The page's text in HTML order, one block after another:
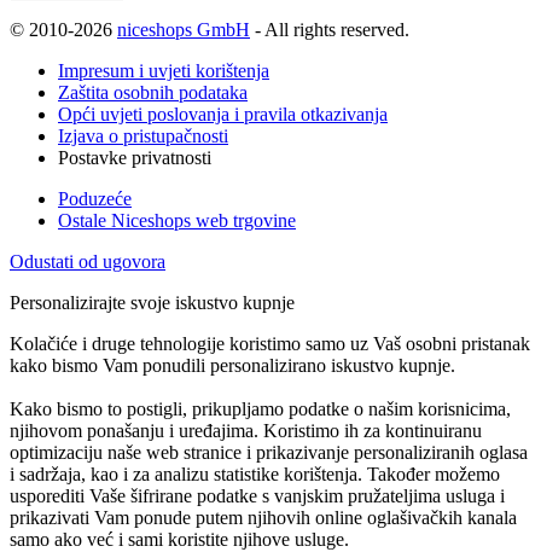
© 2010-2026 niceshops GmbH - All rights reserved.
Impresum i uvjeti korištenja
Zaštita osobnih podataka
Opći uvjeti poslovanja i pravila otkazivanja
Izjava o pristupačnosti
Postavke privatnosti
Poduzeće
Ostale Niceshops web trgovine
Odustati od ugovora
Personalizirajte svoje iskustvo kupnje
Kolačiće i druge tehnologije koristimo samo uz Vaš osobni pristanak
kako bismo Vam ponudili personalizirano iskustvo kupnje.
Kako bismo to postigli, prikupljamo podatke o našim korisnicima,
njihovom ponašanju i uređajima. Koristimo ih za kontinuiranu
optimizaciju naše web stranice i prikazivanje personaliziranih oglasa
i sadržaja, kao i za analizu statistike korištenja. Također možemo
usporediti Vaše šifrirane podatke s vanjskim pružateljima usluga i
prikazivati Vam ponude putem njihovih online oglašivačkih kanala
samo ako već i sami koristite njihove usluge.